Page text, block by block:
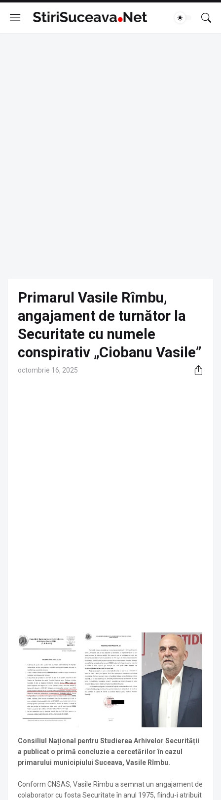
Primarul Vasile Rîmbu,
angajament de turnător la
Securitate cu numele
conspirativ „Ciobanu Vasile”
octombrie 16, 2025
Consiliul Național pentru Studierea Arhivelor Securității
a publicat o primă concluzie a cercetărilor în cazul
primarului municipiului Suceava, Vasile Rîmbu.
Conform CNSAS, Vasile Rîmbu a semnat un angajament de
colaborator cu fosta Securitate în anul 1975, fiindu-i atribuit